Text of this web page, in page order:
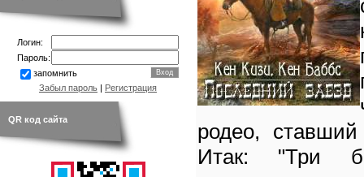
Логин:
Пароль:
запомнить
Забыл пароль | Регистрация
QR код сайта
родео,
Итак: "Три